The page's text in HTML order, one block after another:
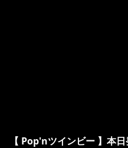
【 Pop'nツインビー 】本